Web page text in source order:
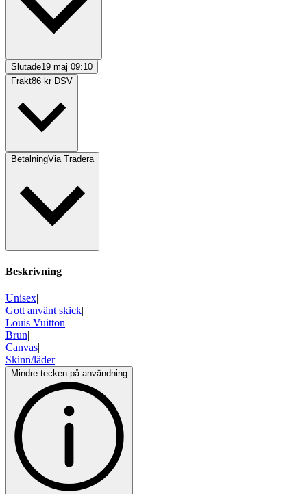
Slutade19 maj 09:10
Frakt86 kr DSV
BetalningVia Tradera
Beskrivning
Unisex|
Gott använt skick|
Louis Vuitton|
Brun|
Canvas|
Skinn/läder
Mindre tecken på användning